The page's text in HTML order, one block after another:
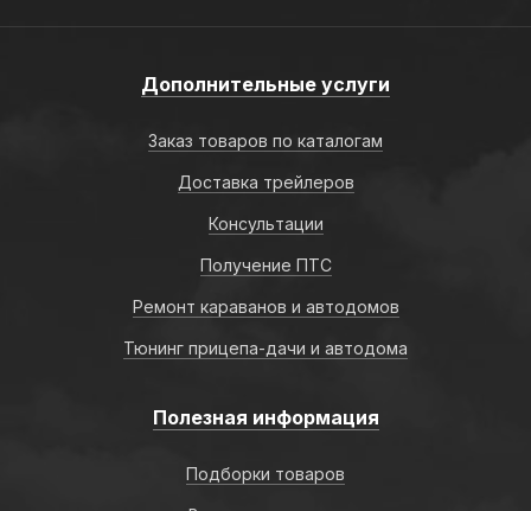
Дополнительные услуги
Заказ товаров по каталогам
Доставка трейлеров
Консультации
Получение ПТС
Ремонт караванов и автодомов
Тюнинг прицепа-дачи и автодома
Полезная информация
Подборки товаров